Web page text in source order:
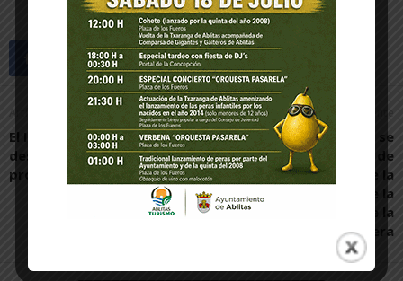
Artículo anterior
El IES Valle del Ebro
despide a una nueva
promoción
Artículo siguiente
La UNED de Tudela se
convierte en un foro de
debate sobre la
problemática de la
cohesión territorial de la
Ribera